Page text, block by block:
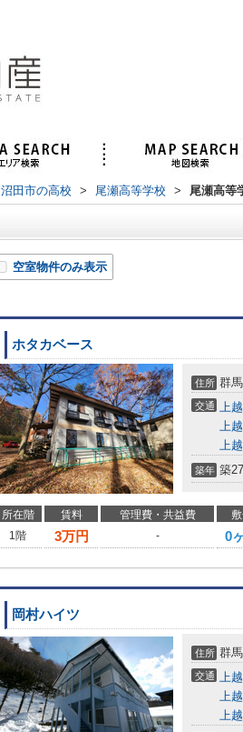
沼田市の高校 > 尾瀬高等学校 > 尾瀬高等
空室物件のみ表示
ホタカベース
住所 群
交通 上
上
上
築年 築
所在階 賃料 管理費・共益費
1階
3万円 - 0
岡村ハイツ
住所 群
交通 上
上
上